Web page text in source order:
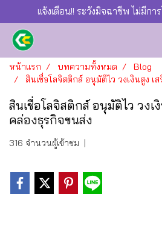
แจ้งเตือน!! ระวังมิจฉาชีพ ไม่มีก
หน้าแรก บทความทั้งหมด
Blog
สินเชื่อโลจิสติกส์ อนุมัติไว วงเงินสูง เ
สินเชื่อโลจิสติกส์ อนุมัติไว วงเ
คล่องธุรกิจขนส่ง
316 จำนวนผู้เข้าชม |